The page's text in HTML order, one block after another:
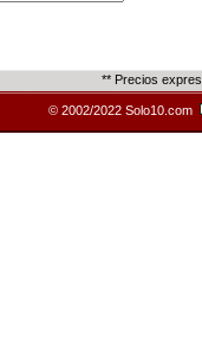
** Precios
© 2002/2022 Solo10.com